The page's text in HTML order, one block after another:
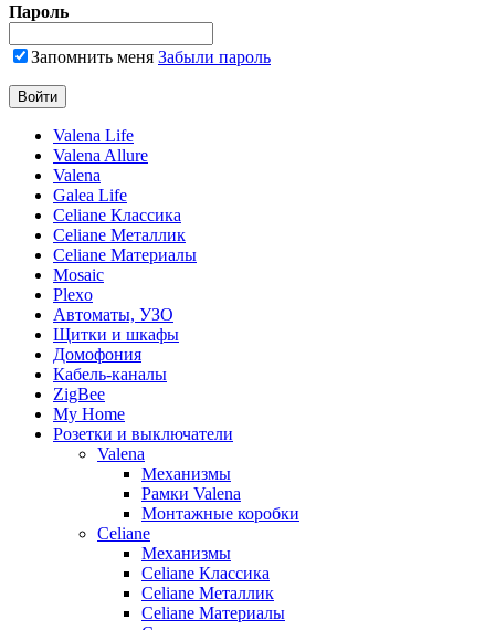
Пароль
Запомнить меня Забыли пароль
Valena Life
Valena Allure
Valena
Galea Life
Celiane Классика
Celiane Металлик
Celiane Материалы
Mosaic
Plexo
Автоматы, УЗО
Щитки и шкафы
Домофония
Кабель-каналы
ZigBee
My Home
Розетки и выключатели
Valena
Механизмы
Рамки Valena
Монтажные коробки
Celiane
Механизмы
Celiane Классика
Celiane Металлик
Celiane Материалы